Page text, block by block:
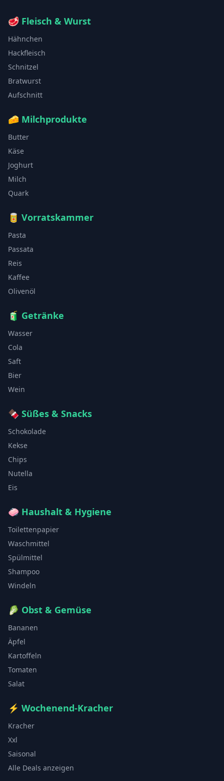
🥩 Fleisch & Wurst
Hähnchen
Hackfleisch
Schnitzel
Bratwurst
Aufschnitt
🧀 Milchprodukte
Butter
Käse
Joghurt
Milch
Quark
🥫 Vorratskammer
Pasta
Passata
Reis
Kaffee
Olivenöl
🧃 Getränke
Wasser
Cola
Saft
Bier
Wein
🍫 Süßes & Snacks
Schokolade
Kekse
Chips
Nutella
Eis
🧼 Haushalt & Hygiene
Toilettenpapier
Waschmittel
Spülmittel
Shampoo
Windeln
🥬 Obst & Gemüse
Bananen
Äpfel
Kartoffeln
Tomaten
Salat
⚡ Wochenend-Kracher
Kracher
Xxl
Saisonal
Alle Deals anzeigen